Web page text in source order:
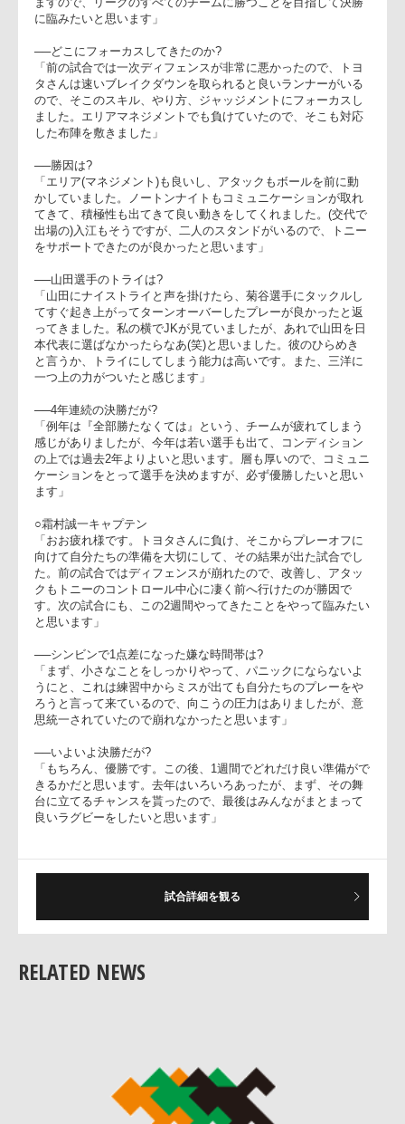
飯島監督(右)、霜村キャプテ
◎三洋電機ワイルドナイツ
○飯島均監督
「先々週、負けた相手との再戦
ということで、チームとしてエ
ネルギーがあり、ディフェンス
ンターラックができて、アタッ
クではボールをつないで狭い範
囲でスピーディな試合ができま
した。先々週、良い試合をされ
て負けたのが(今日勝てた)大きな
チームで、実際の力よりも点差が開いたと思います。ただ、こ
れで終わりではなく、サントリーさんにもリーグ戦で負けてい
ますので、リーグのすべてのチームに勝つことを目指して決勝
に臨みたいと思います」
──どこにフォーカスしてきたのか?
タさんは速いブレイクダウンを取られると良いランナーがいる
ので、そこのスキル、やり方、ジャッジメントにフォーカスし
ました。エリアマネジメントでも負けていたので、そこも対応
した布陣を敷きました」
──勝因は?
「エリア(マネジメント)も良いし、アタックもボールを前に動
かしていました。ノートンナイトもコミュニケーションが取れ
てきて、積極性も出てきて良い動きをしてくれました。(交代
出場の)入江もそうですが、二人のスタンドがいるので、トニ
をサポートできたのが良かったと思います」
──山田選手のトライは?
てすぐ起き上がってターンオーバーしたプレーが良かったと返
ってきました。私の横でJKが見ていましたが、あれで山田を
本代表に選ばなかったらなあ(笑)と思いました。彼のひらめき
と言うか、トライにしてしまう能力は高いです。また、三洋に
──4年連続の決勝だが?
「例年は『全部勝たなくては』という、チームが疲れてしまう
感じがありましたが、今年は若い選手も出て、コンディション
の上では過去2年よりよいと思います。層も厚いので、コミュ
ます」
向けて自分たちの準備を大切にして、その結果が出た試合でし
クもトニーのコントロール中心に凄く前へ行けたのが勝因で
うにと、これは練習中からミスが出ても自分たちのプレーをや
ろうと言って来ているので、向こうの圧力はありましたが、意
思統一されていたので崩れなかったと思います」
試合詳細を観る
RELATED NEWS